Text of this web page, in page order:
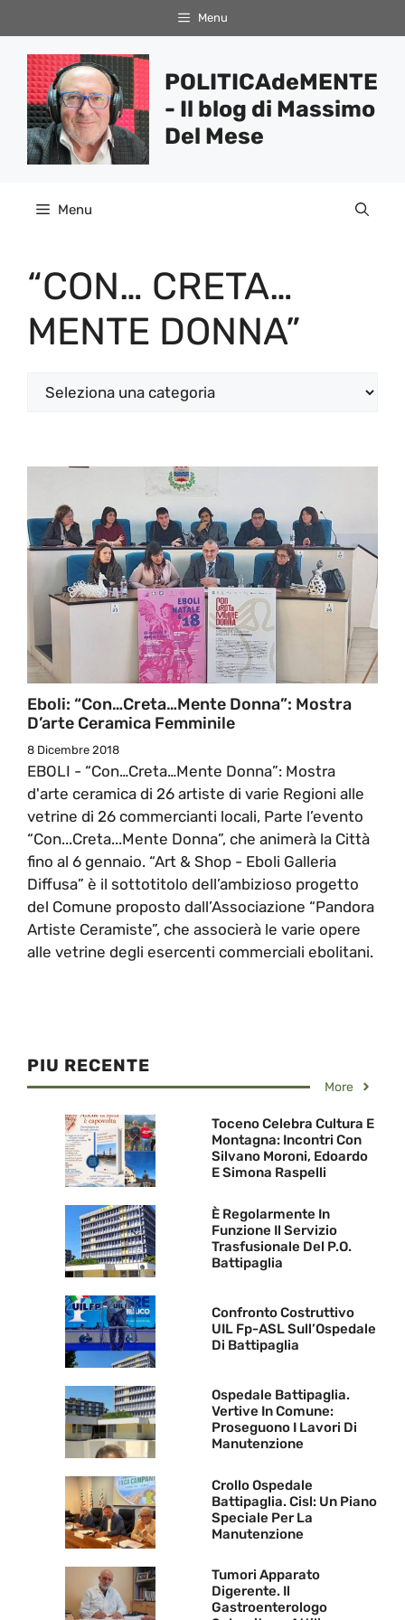
al
contenuto
Menu
POLITICAdeMENTE
- Il blog di Massimo
Del Mese
Menu
“CON… CRETA…
MENTE DONNA”
Categorie
Eboli: “Con…Creta…Mente Donna”: Mostra
D’arte Ceramica Femminile
8 Dicembre 2018
EBOLI - “Con…Creta…Mente Donna”: Mostra
d'arte ceramica di 26 artiste di varie Regioni alle
vetrine di 26 commercianti locali, Parte l’evento
“Con...Creta...Mente Donna”, che animerà la Città
fino al 6 gennaio. “Art & Shop - Eboli Galleria
Diffusa” è il sottotitolo dell’ambizioso progetto
del Comune proposto dall’Associazione “Pandora
Artiste Ceramiste”, che associerà le varie opere
alle vetrine degli esercenti commerciali ebolitani.
PIU RECENTE
More
Toceno Celebra Cultura E
Montagna: Incontri Con
Silvano Moroni, Edoardo
E Simona Raspelli
È Regolarmente In
Funzione Il Servizio
Trasfusionale Del P.O.
Battipaglia
Confronto Costruttivo
UIL Fp-ASL Sull’Ospedale
Di Battipaglia
Ospedale Battipaglia.
Vertive In Comune:
Proseguono I Lavori Di
Manutenzione
Crollo Ospedale
Battipaglia. Cisl: Un Piano
Speciale Per La
Manutenzione
Tumori Apparato
Digerente. Il
Gastroenterologo